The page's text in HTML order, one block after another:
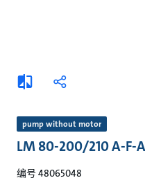
添
加
较
分
pump without motor
LM 80-200/210 A-F-
编号 48065048